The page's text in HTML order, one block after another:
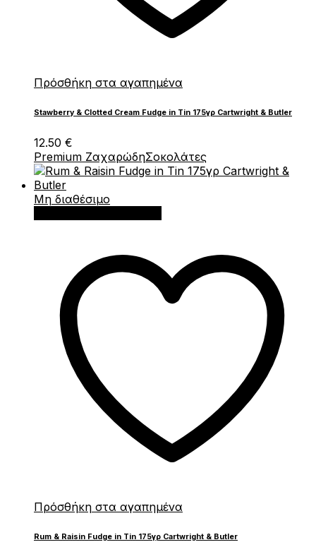
Πρόσθήκη στα αγαπημένα
Stawberry & Clotted Cream Fudge in Tin 175γρ Cartwright & Butler
12.50 €
Premium ΖαχαρώδηΣοκολάτες
Μη διαθέσιμο
Πρόσθήκη στα αγαπημένα
Rum & Raisin Fudge in Tin 175γρ Cartwright & Butler